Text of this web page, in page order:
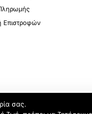
σας.
Επιστροφών